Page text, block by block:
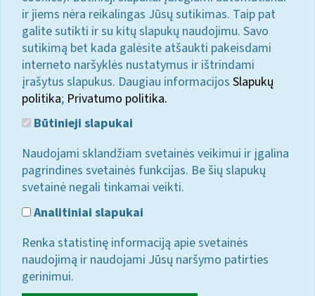
ir jiems nėra reikalingas Jūsų sutikimas. Taip pat
galite sutikti ir su kitų slapukų naudojimu. Savo
sutikimą bet kada galėsite atšaukti pakeisdami
interneto naršyklės nustatymus ir ištrindami
įrašytus slapukus. Daugiau informacijos Slapukų
politika; Privatumo politika.
Būtinieji slapukai
Naudojami sklandžiam svetainės veikimui ir įgalina
pagrindines svetainės funkcijas. Be šių slapukų
svetainė negali tinkamai veikti.
Analitiniai slapukai
Renka statistinę informaciją apie svetainės
naudojimą ir naudojami Jūsų naršymo patirties
gerinimui.